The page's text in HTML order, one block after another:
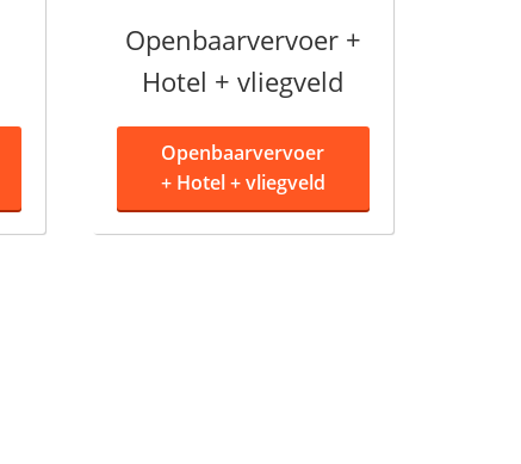
Openbaarvervoer +
Hotel + vliegveld
Openbaarvervoer
+ Hotel + vliegveld